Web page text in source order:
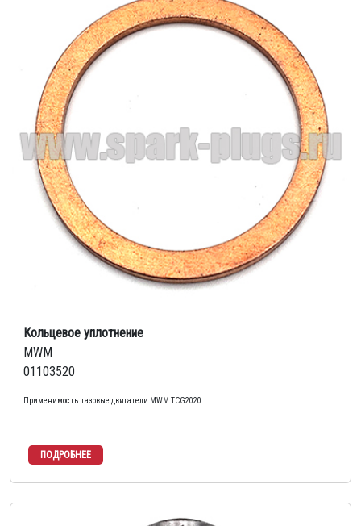
Кольцевое уплотнение
MWM
01103520
Применимость: газовые двигатели MWM TCG2020